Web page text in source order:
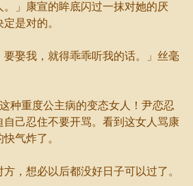
」康宣的眸底闪过一抹对她的厌
是对的。
娶我，就得乖乖听我的话。」丝毫
重度公主病的变态女人！尹恋忍
己忍住不要开骂。看到这女人骂康
气炸了。
想必以后都没好日子可以过了。